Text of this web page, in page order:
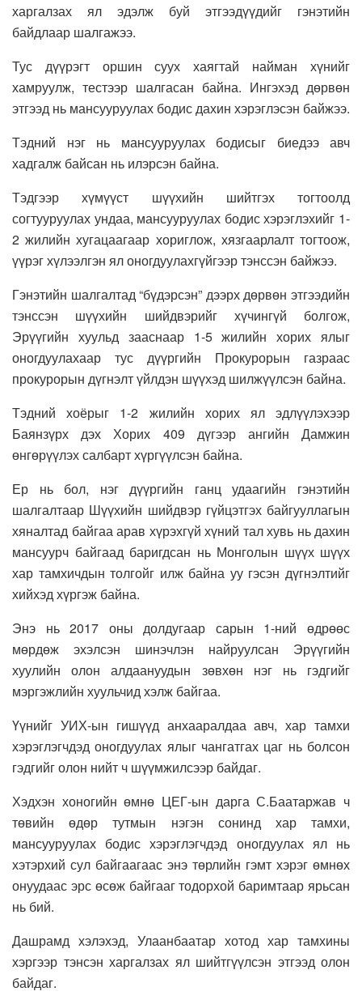
харгалзах ял эдэлж буй этгээдүүдийг гэнэтийн
байдлаар шалгажээ.
Тус дүүрэгт оршин суух хаягтай найман хүнийг
хамруулж, тестээр шалгасан байна. Ингэхэд дөрвөн
этгээд нь мансууруулах бодис дахин хэрэглэсэн байжээ.
Тэдний нэг нь мансууруулах бодисыг биедээ авч
хадгалж байсан нь илэрсэн байна.
Тэдгээр хүмүүст шүүхийн шийтгэх тогтоолд
согтууруулах ундаа, мансууруулах бодис хэрэглэхийг 1-
2 жилийн хугацаагаар хориглож, хязгаарлалт тогтоож,
үүрэг хүлээлгэн ял оногдуулахгүйгээр тэнссэн байжээ.
Гэнэтийн шалгалтад “бүдэрсэн” дээрх дөрвөн этгээдийн
тэнссэн шүүхийн шийдвэрийг хүчингүй болгож,
Эрүүгийн хуульд зааснаар 1-5 жилийн хорих ялыг
оногдуулахаар тус дүүргийн Прокурорын газраас
прокурорын дүгнэлт үйлдэн шүүхэд шилжүүлсэн байна.
Тэдний хоёрыг 1-2 жилийн хорих ял эдлүүлэхээр
Баянзүрх дэх Хорих 409 дүгээр ангийн Дамжин
өнгөрүүлэх салбарт хүргүүлсэн байна.
Ер нь бол, нэг дүүргийн ганц удаагийн гэнэтийн
шалгалтаар Шүүхийн шийдвэр гүйцэтгэх байгууллагын
хяналтад байгаа арав хүрэхгүй хүний тал хувь нь дахин
мансуурч байгаад баригдсан нь Монголын шүүх шүүх
хар тамхичдын толгойг илж байна уу гэсэн дүгнэлтийг
хийхэд хүргэж байна.
Энэ нь 2017 оны долдугаар сарын 1-ний өдрөөс
мөрдөж эхэлсэн шинэчлэн найруулсан Эрүүгийн
хуулийн олон алдаануудын зөвхөн нэг нь гэдгийг
мэргэжлийн хуульчид хэлж байгаа.
Үүнийг УИХ-ын гишүүд анхааралдаа авч, хар тамхи
хэрэглэгчдэд оногдуулах ялыг чангатгах цаг нь болсон
гэдгийг олон нийт ч шүүмжилсээр байдаг.
Хэдхэн хоногийн өмнө ЦЕГ-ын дарга С.Баатаржав ч
төвийн өдөр тутмын нэгэн сонинд хар тамхи,
мансууруулах бодис хэрэглэгчдэд оногдуулах ял нь
хэтэрхий сул байгаагаас энэ төрлийн гэмт хэрэг өмнөх
онуудаас эрс өсөж байгааг тодорхой баримтаар ярьсан
нь бий.
Дашрамд хэлэхэд, Улаанбаатар хотод хар тамхины
хэргээр тэнсэн харгалзах ял шийтгүүлсэн этгээд олон
байдаг.